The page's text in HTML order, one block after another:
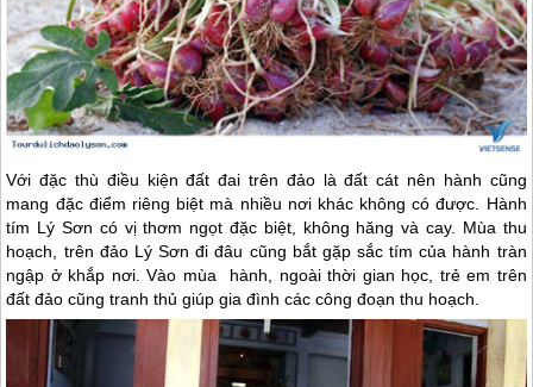
Với đặc thù điều kiện đất đai trên đảo là đất cát nên hành cũng
mang đặc điểm riêng biệt mà nhiều nơi khác không có được. Hành
tím Lý Sơn có vị thơm ngọt đặc biệt, không hăng và cay. Mùa thu
hoạch, trên đảo Lý Sơn đi đâu cũng bắt gặp sắc tím của hành tràn
ngập ở khắp nơi. Vào mùa hành, ngoài thời gian học, trẻ em trên
đất đảo cũng tranh thủ giúp gia đình các công đoạn thu hoạch.